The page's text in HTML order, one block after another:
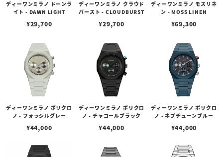
ディーワンミラノ ドーンラ
イト - DAWN LIGHT
¥29,700
ディーワンミラノ クラウド
バースト - CLOUDBURST
¥29,700
ディーワンミラノ モスリネ
ン - MOSS LINEN
¥69,300
ディーワンミラノ ポリクロ
ノ - フォッシルグレー
¥44,000
ディーワンミラノ ポリクロ
ノ - チャコールブラック
¥44,000
ディーワンミラノ ポリクロ
ノ - ネプチューンブルー
¥44,000